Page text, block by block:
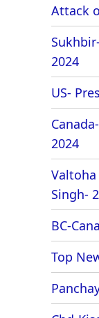
Attack
2024
US-
2024
Valtoha
Singh-
BC-
Top